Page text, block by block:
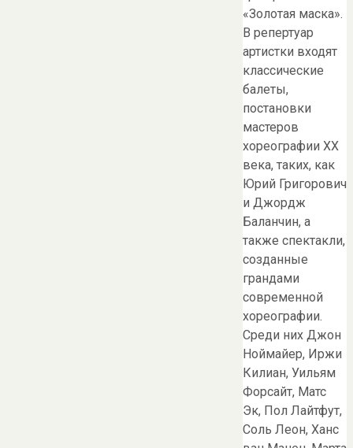
«Золотая маска».
В репертуар
артистки входят
классические
балеты,
постановки
мастеров
хореографии ХХ
века, таких, как
Юрий Григорович
и Джордж
Баланчин, а
также спектакли,
созданные
грандами
современной
хореографии.
Среди них Джон
Ноймайер, Иржи
Килиан, Уильям
Форсайт, Матс
Эк, Пол Лайтфут,
Соль Леон, Ханс